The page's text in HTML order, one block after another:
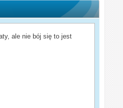
ale nie bój się to jest